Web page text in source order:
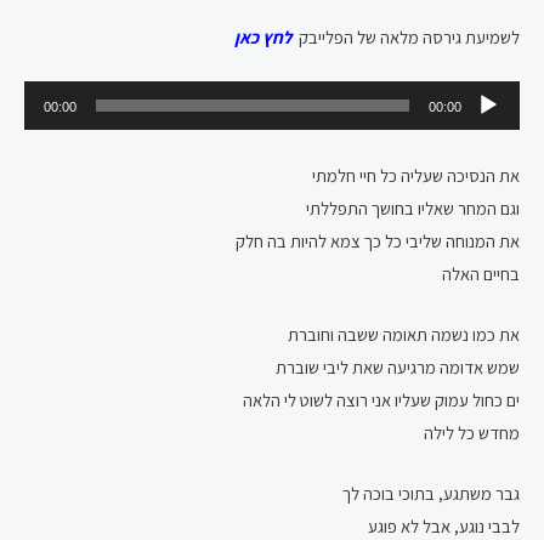
לשמיעת גירסה מלאה של הפלייבקלחץ כאן
אודיו
00:00
00:00
את הנסיכה שעליה כל חיי חלמתי
וגם המחר שאליו בחושך התפללתי
את המנוחה שליבי כל כך צמא להיות בה חלק
בחיים האלה
את כמו נשמה תאומה ששבה וחוברת
שמש אדומה מרגיעה שאת ליבי שוברת
ים כחול עמוק שעליו אני רוצה לשוט לי הלאה
מחדש כל לילה
גבר משתגע, בתוכי בוכה לך
לבבי נוגע, אבל לא פוגע